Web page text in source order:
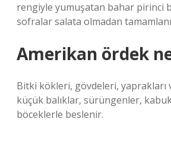
rengiyle yumuşatan bahar pirinci
sofralar salata olmadan
Amerikan ördek
Bitki kökleri, gövdeleri, yaprakları
küçük balıklar, sürüngenler,
böceklerle beslenir.